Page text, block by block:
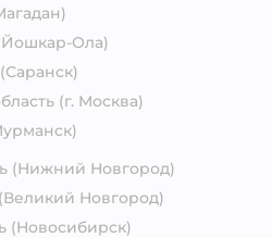
Ола)
(Саранск)
(г. Москва)
(Нижний Новгород)
(Великий Новгород)
(Новосибирск)